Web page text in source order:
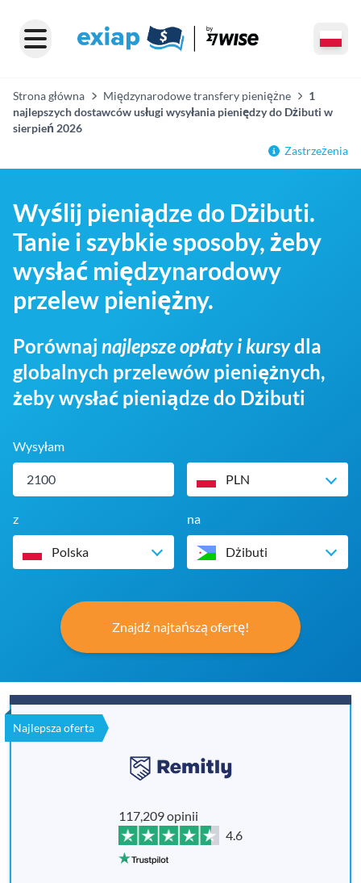
Strona główna Międzynarodowe transfery pieniężne
1
najlepszych dostawców usługi wysyłania pieniędzy do Dżibuti w
sierpień 2026
Zastrzeżenia
Wyślij pieniądze do Dżibuti.
Tanie i szybkie sposoby, żeby
wysłać międzynarodowy
przelew pieniężny.
Porównaj najlepsze opłaty i kursydla
globalnych przelewów pieniężnych,
żeby wysłać pieniądze do Dżibuti
Wysyłam
PLN
z
Polska
na
Dżibuti
Znajdź najtańszą ofertę!
Najlepsza oferta
117,209 opinii
4.6